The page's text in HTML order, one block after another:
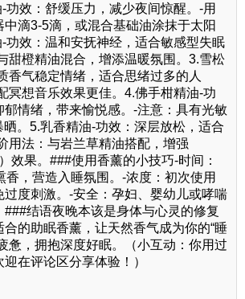
功效：舒缓压力，减少夜间惊醒。-用
滴3-5滴，或混合基础油涂抹于太阳
功效：温和安抚神经，适合敏感型失眠
甜橙精油混合，增添温暖氛围。3.雪松
香气稳定情绪，适合思绪过多的人
冥想音乐效果更佳。4.佛手柑精油-功
情绪，带来愉悦感。-注意：具有光敏
。5.乳香精油-功效：深层放松，适合
用法：与岩兰草精油搭配，增强
效果。###使用香薰的小技巧-时间：
香，营造入睡氛围。-浓度：初次使用
过度刺激。-安全：孕妇、婴幼儿或哮喘
###结语夜晚本该是身体与心灵的修复
的助眠香薰，让天然香气成为你的“睡
惫，拥抱深度好眠。（小互动：你用过
在评论区分享体验！）